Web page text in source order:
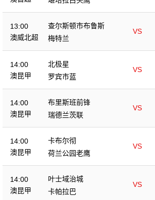
13:00
澳威北超
查尔斯顿市布鲁斯
VS
梅特兰
14:00
澳昆甲
北极星
VS
罗宾市蓝
14:00
澳昆甲
布里斯班前锋
VS
瑞德兰茨联
14:00
澳昆甲
卡布尔彻
VS
荷兰公园老鹰
14:00
澳昆甲
叶士域治城
VS
卡帕拉巴